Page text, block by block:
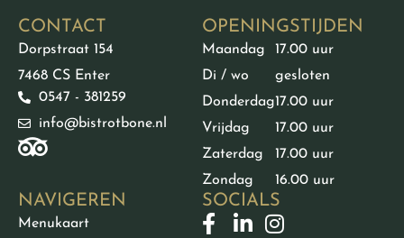
CONTACT
Dorpstraat 154
7468 CS Enter
0547 - 381259
info@bistrotbone.nl
OPENINGSTIJDEN
Maandag
Di / wo
Donderdag
Vrijdag
Zaterdag
Zondag
17.00 uur
gesloten
17.00 uur
17.00 uur
17.00 uur
16.00 uur
NAVIGEREN
Menukaart
SOCIALS